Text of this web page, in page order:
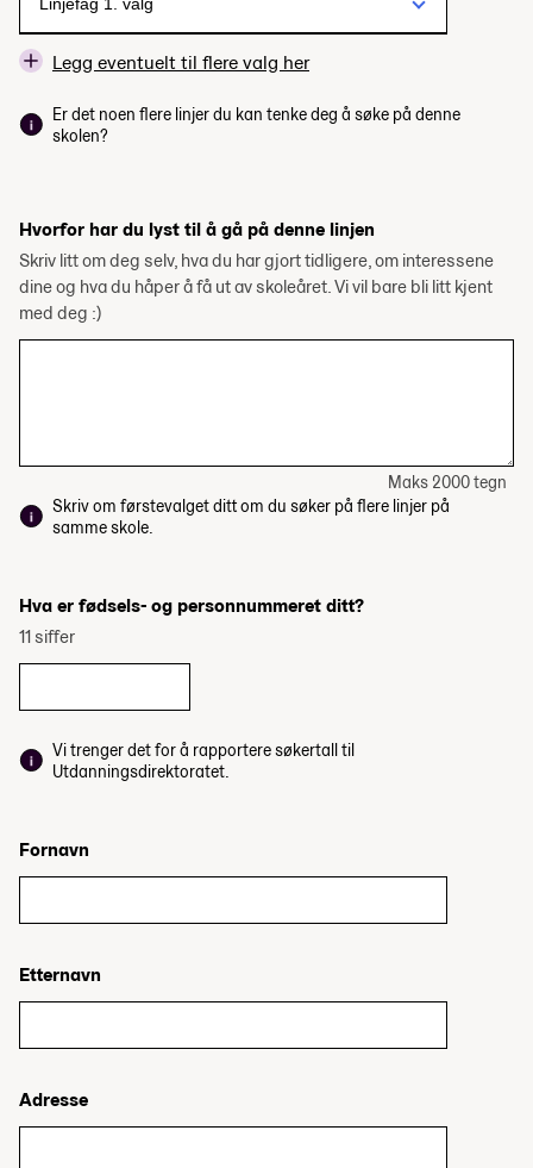
Legg eventuelt til flere valg her
Er det noen flere linjer du kan tenke deg å søke på denne
skolen?
Hvorfor har du lyst til å gå på denne linjen
Skriv litt om deg selv, hva du har gjort tidligere, om interessene
dine og hva du håper å få ut av skoleåret. Vi vil bare bli litt kjent
med deg :)
Maks 2000 tegn
Skriv om førstevalget ditt om du søker på flere linjer på
samme skole.
Hva er fødsels- og personnummeret ditt?
11 siffer
Vi trenger det for å rapportere søkertall til
Utdanningsdirektoratet.
Fornavn
Etternavn
Adresse